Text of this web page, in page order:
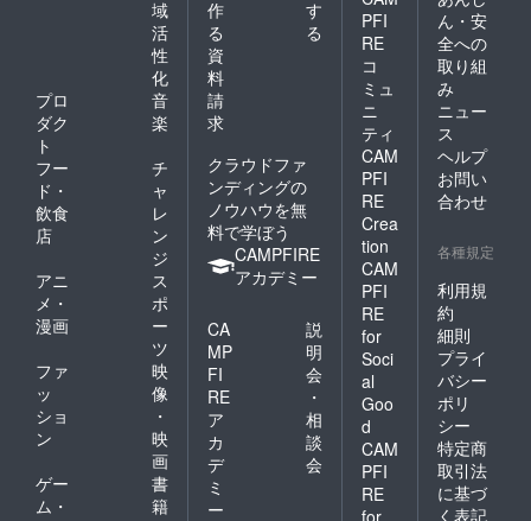
域
活
性
化
プロ
ダク
ト
音
楽
フー
ド・
飲食
店
チ
ャ
レ
ン
ジ
アニ
メ・
漫画
ス
ポ
ー
ツ
ファ
ッ
ショ
ン
映
像
・
映
画
ゲー
ム・
書
籍
作
る
す
る
資
料
請
求
クラウドファ
ンディングの
ノウハウを無
料で学ぼう
CAMPFIRE
アカデミー
CA
MP
FI
RE
ア
カ
デ
ミ
ー
説
明
会
・
相
談
会
PFI
RE
コ
ミュ
ニ
ティ
CAM
PFI
RE
Crea
tion
CAM
PFI
RE
for
Soci
al
Goo
d
CAM
PFI
RE
for
ん・安
全への
取り組
み
ニュー
ス
ヘルプ
お問い
合わせ
各種規定
利用規
約
細則
プライ
バシー
ポリ
シー
特定商
取引法
に基づ
く表記